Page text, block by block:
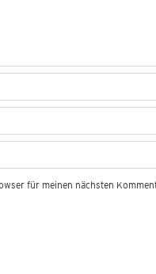
für meinen nächsten